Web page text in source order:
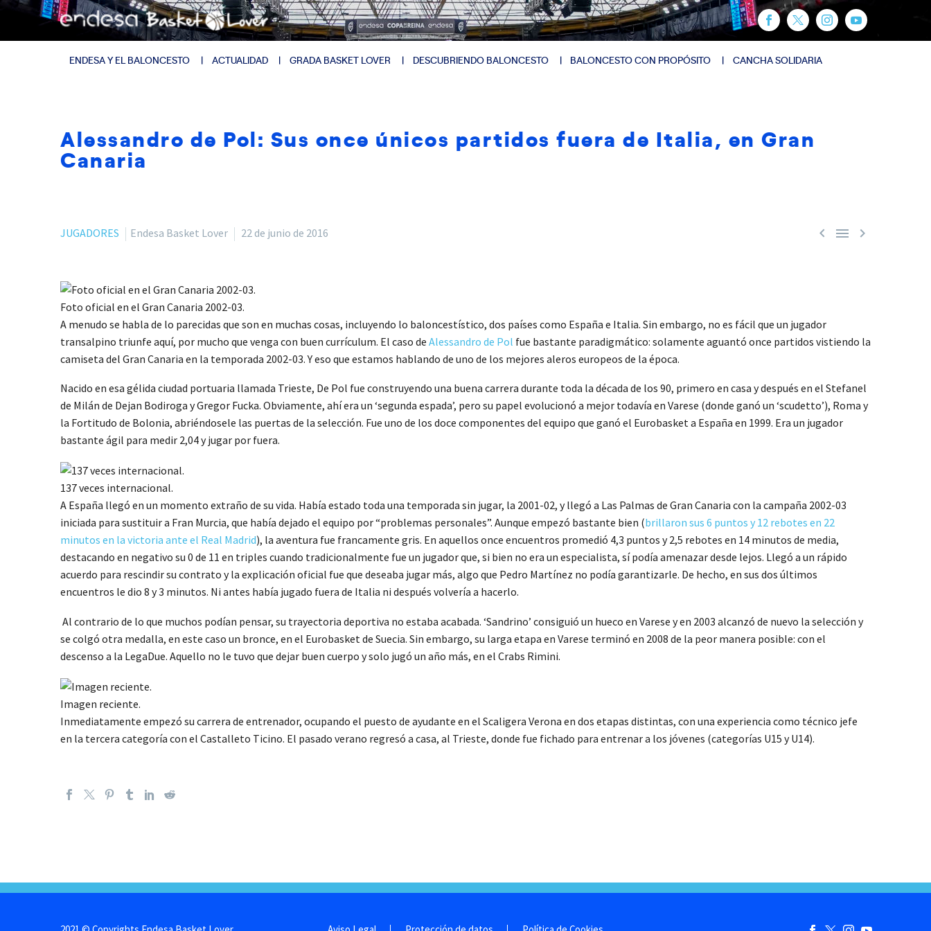
ENDESA Y EL BALONCESTO ACTUALIDAD GRADA BASKET LOVER DESCUBRIENDO BALONCESTO BALONCESTO CON PROPÓSITO CANCHA SOLIDARIA
Alessandro de Pol: Sus once únicos partidos fuera de Italia, en Gran
Canaria
  
JUGADORES Endesa Basket Lover 22 de junio de 2016
Foto oficial en el Gran Canaria 2002-03.
A menudo se habla de lo parecidas que son en muchas cosas, incluyendo lo baloncestístico, dos países como España e Italia. Sin embargo, no es fácil que un jugador
transalpino triunfe aquí, por mucho que venga con buen currículum. El caso de Alessandro de Pol fue bastante paradigmático: solamente aguantó once partidos vistiendo la
camiseta del Gran Canaria en la temporada 2002-03. Y eso que estamos hablando de uno de los mejores aleros europeos de la época.
Nacido en esa gélida ciudad portuaria llamada Trieste, De Pol fue construyendo una buena carrera durante toda la década de los 90, primero en casa y después en el Stefanel
de Milán de Dejan Bodiroga y Gregor Fucka. Obviamente, ahí era un ‘segunda espada’, pero su papel evolucionó a mejor todavía en Varese (donde ganó un ‘scudetto’), Roma y
la Fortitudo de Bolonia, abriéndosele las puertas de la selección. Fue uno de los doce componentes del equipo que ganó el Eurobasket a España en 1999. Era un jugador
bastante ágil para medir 2,04 y jugar por fuera.
137 veces internacional.
A España llegó en un momento extraño de su vida. Había estado toda una temporada sin jugar, la 2001-02, y llegó a Las Palmas de Gran Canaria con la campaña 2002-03
iniciada para sustituir a Fran Murcia, que había dejado el equipo por “problemas personales”. Aunque empezó bastante bien (brillaron sus 6 puntos y 12 rebotes en 22
minutos en la victoria ante el Real Madrid), la aventura fue francamente gris. En aquellos once encuentros promedió 4,3 puntos y 2,5 rebotes en 14 minutos de media,
destacando en negativo su 0 de 11 en triples cuando tradicionalmente fue un jugador que, si bien no era un especialista, sí podía amenazar desde lejos. Llegó a un rápido
acuerdo para rescindir su contrato y la explicación oficial fue que deseaba jugar más, algo que Pedro Martínez no podía garantizarle. De hecho, en sus dos últimos
encuentros le dio 8 y 3 minutos. Ni antes había jugado fuera de Italia ni después volvería a hacerlo.
Al contrario de lo que muchos podían pensar, su trayectoria deportiva no estaba acabada. ‘Sandrino’ consiguió un hueco en Varese y en 2003 alcanzó de nuevo la selección y
se colgó otra medalla, en este caso un bronce, en el Eurobasket de Suecia. Sin embargo, su larga etapa en Varese terminó en 2008 de la peor manera posible: con el
descenso a la LegaDue. Aquello no le tuvo que dejar buen cuerpo y solo jugó un año más, en el Crabs Rimini.
Imagen reciente.
Inmediatamente empezó su carrera de entrenador, ocupando el puesto de ayudante en el Scaligera Verona en dos etapas distintas, con una experiencia como técnico jefe
en la tercera categoría con el Castalleto Ticino. El pasado verano regresó a casa, al Trieste, donde fue fichado para entrenar a los jóvenes (categorías U15 y U14).